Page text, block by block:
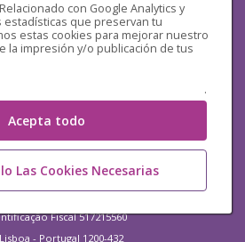
con Google Analytics y
que preservan tu
estas cookies para mejorar nuestro
la impresión y/o publicación de tus
.
Acepta todo
Las Cookies Necesarias
sociales
Fiscal 517215560
- Portugal 1200-432